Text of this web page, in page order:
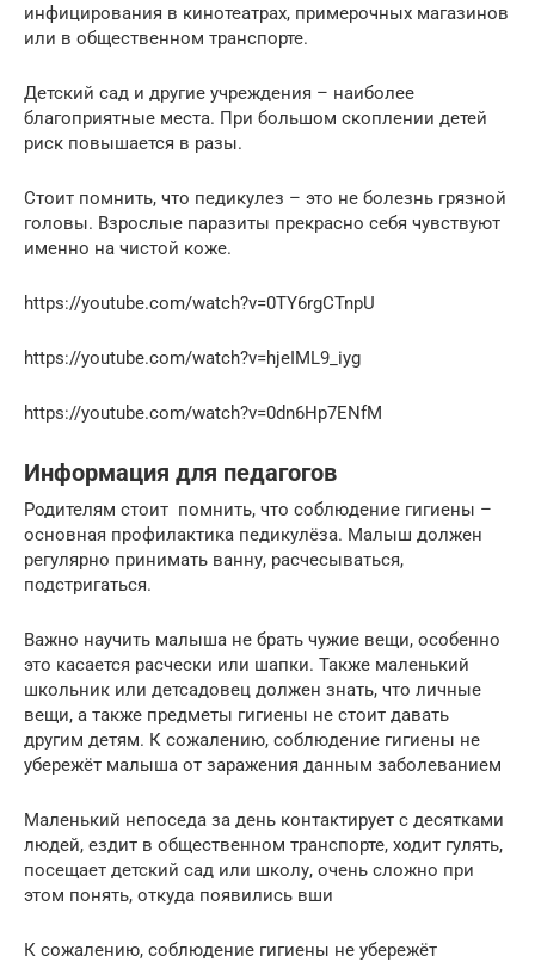
инфицирования в кинотеатрах, примерочных магазинов
или в общественном транспорте.
Детский сад и другие учреждения – наиболее
благоприятные места. При большом скоплении детей
риск повышается в разы.
Стоит помнить, что педикулез – это не болезнь грязной
головы. Взрослые паразиты прекрасно себя чувствуют
именно на чистой коже.
https://youtube.com/watch?v=0TY6rgCTnpU
https://youtube.com/watch?v=hjeIML9_iyg
https://youtube.com/watch?v=0dn6Hp7ENfM
Информация для педагогов
Родителям стоит помнить, что соблюдение гигиены –
основная профилактика педикулёза. Малыш должен
регулярно принимать ванну, расчесываться,
подстригаться.
Важно научить малыша не брать чужие вещи, особенно
это касается расчески или шапки. Также маленький
школьник или детсадовец должен знать, что личные
вещи, а также предметы гигиены не стоит давать
другим детям. К сожалению, соблюдение гигиены не
убережёт малыша от заражения данным заболеванием
Маленький непоседа за день контактирует с десятками
людей, ездит в общественном транспорте, ходит гулять,
посещает детский сад или школу, очень сложно при
этом понять, откуда появились вши
К сожалению, соблюдение гигиены не убережёт